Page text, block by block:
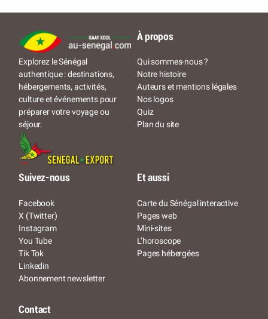
Explorez le Sénégal
authentique : destinations,
hébergements, activités,
culture et événements pour
préparer votre voyage ou
séjour.
À propos
Qui sommes-nous ?
Notre histoire
Auteurs et mentions légales
Nos logos
Quiz
Plan du site
Suivez-nous
Facebook
X (Twitter)
Instagram
You Tube
Tik Tok
Linkedin
Abonnement newsletter
Et aussi
Carte du Sénégal interactive
Pages web
Mini-sites
L’horoscope
Pages hébergées
Contact